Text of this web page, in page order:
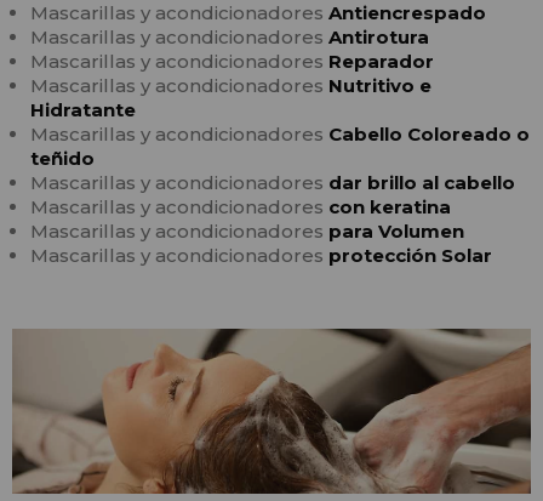
Mascarillas y acondicionadores Antiencrespado
Mascarillas y acondicionadores Antirotura
Mascarillas y acondicionadores Reparador
Mascarillas y acondicionadores Nutritivo e
Hidratante
Mascarillas y acondicionadores Cabello Coloreado o
teñido
Mascarillas y acondicionadores dar brillo al cabello
Mascarillas y acondicionadores con keratina
Mascarillas y acondicionadores para Volumen
Mascarillas y acondicionadores protección Solar